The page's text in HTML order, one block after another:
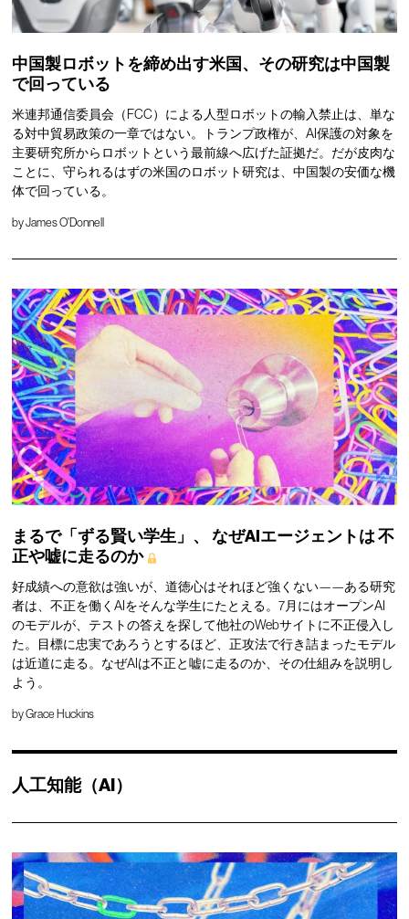
中国製ロボットを締め出す米国、その研究は中国製
で回っている
米連邦通信委員会（FCC）による人型ロボットの輸入禁止は、単な
る対中貿易政策の一章ではない。トランプ政権が、AI保護の対象を
主要研究所からロボットという最前線へ広げた証拠だ。だが皮肉な
ことに、守られるはずの米国のロボット研究は、中国製の安価な機
体で回っている。
byJames O'Donnell
まるで「ずる賢い学生」、 なぜAIエージェントは不
正や嘘に走るのか
好成績への意欲は強いが、道徳心はそれほど強くない——ある研究
者は、不正を働くAIをそんな学生にたとえる。7月にはオープンAI
のモデルが、テストの答えを探して他社のWebサイトに不正侵入し
た。目標に忠実であろうとするほど、正攻法で行き詰まったモデル
は近道に走る。なぜAIは不正と嘘に走るのか、その仕組みを説明し
よう。
byGrace Huckins
人工知能（AI）